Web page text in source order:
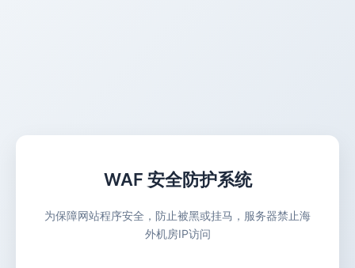
WAF 安全防护系统
为保障网站程序安全，防止被黑或挂马，服务器禁止海
外机房IP访问